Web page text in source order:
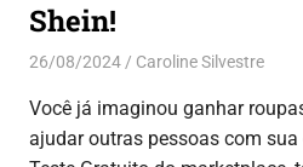
Shein!
26/08/2024 Caroline Silvestre
Você já imaginou ganhar
ajudar outras pessoas com sua